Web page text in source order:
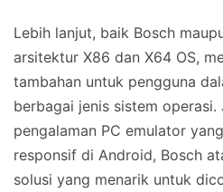
Lebih lanjut, baik Bosch
arsitektur X86 dan X64 OS,
tambahan untuk pengguna
berbagai jenis sistem
pengalaman PC emulator
responsif di Android, Bosch
solusi yang menarik untuk